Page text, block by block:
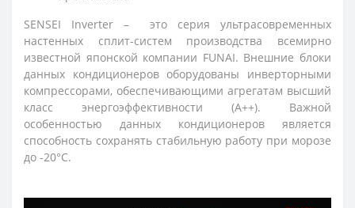
SENSEI Inverter – это серия ультрасовременных
настенных сплит-систем производства всемирно
известной японской компании FUNAI. Внешние блоки
данных кондиционеров оборудованы инверторными
компрессорами, обеспечивающими агрегатам высший
класс энергоэффективности (А++). Важной
особенностью данных кондиционеров является
способность сохранять стабильную работу при морозе
до -20°С.